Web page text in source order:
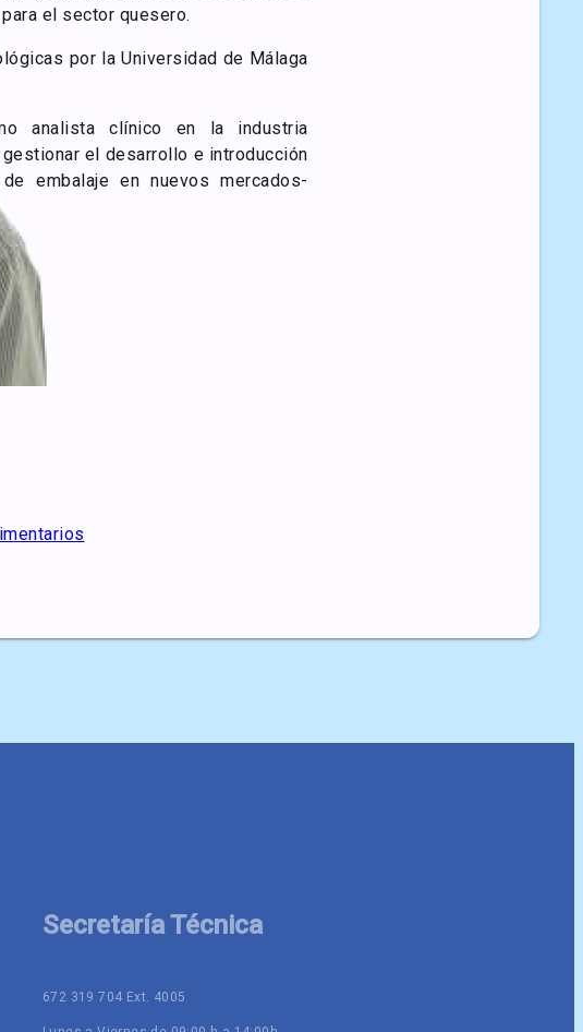
el sector quesero.
por la Universidad de Málaga
analista clínico en la industria
el desarrollo e introducción
embalaje en nuevos mercados-
Secretaría Técnica
672 319 704 Ext. 4005